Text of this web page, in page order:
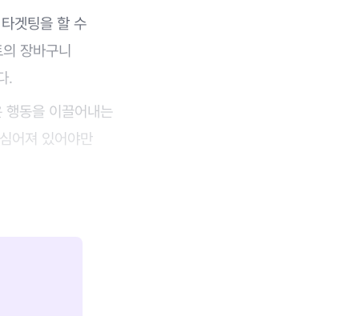
겟팅을 할 수
장바구니
.
행동을 이끌어내는
어져 있어야만